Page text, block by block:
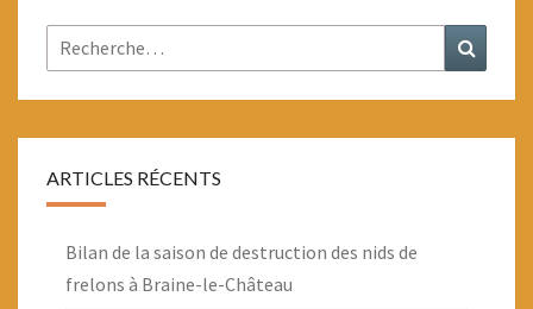
Rechercher :
ARTICLES RÉCENTS
Bilan de la saison de destruction des nids de
frelons à Braine-le-Château